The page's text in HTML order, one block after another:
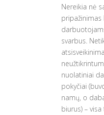
Nereikia nė
pripažinimas
svarbus.
nuolatiniai
pokyčiai
namų, o
biurus) –